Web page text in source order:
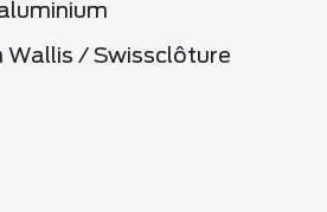
Wallis / Swissclôture